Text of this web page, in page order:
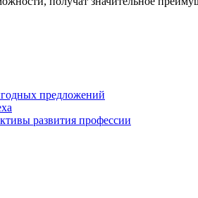
предложений
развития профессии